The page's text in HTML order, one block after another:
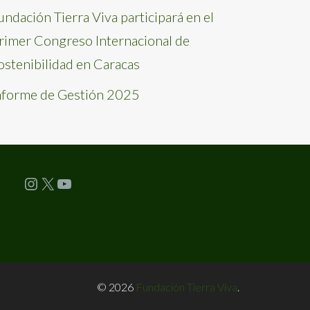
Tierra Viva participará en el
Congreso Internacional de
en Caracas
de Gestión 2025
Instagram X YouTube
© 2026 Fundación Tierra Viva.